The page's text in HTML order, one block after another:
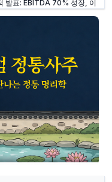
발표: EBITDA 70% 성장, 이
19분 전
발표: 서비스 매출 비중 60%
실적 발표: 역대 최대 GMV
20분 전
실적: 에이전트 인터넷이